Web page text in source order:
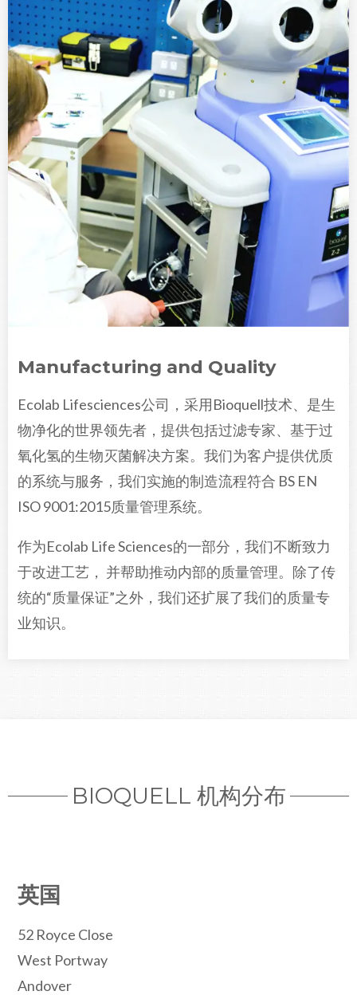
Manufacturing and Quality
Ecolab Lifesciences公司，采用Bioquell技术、是生
物净化的世界领先者，提供包括过滤专家、基于过
氧化氢的生物灭菌解决方案。我们为客户提供优质
的系统与服务，我们实施的制造流程符合 BS EN
ISO 9001:2015质量管理系统。
作为Ecolab Life Sciences的一部分，我们不断致力
于改进工艺， 并帮助推动内部的质量管理。除了传
统的“质量保证”之外，我们还扩展了我们的质量专
业知识。
BIOQUELL 机构分布
英国
52 Royce Close
West Portway
Andover